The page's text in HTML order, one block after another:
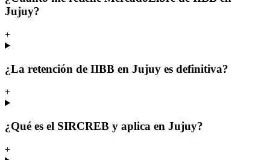
Jujuy?
+
¿La retención de IIBB en Jujuy es definitiva?
+
¿Qué es el SIRCREB y aplica en Jujuy?
+